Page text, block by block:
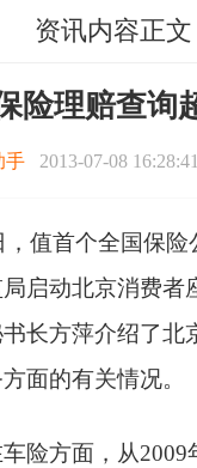
资讯内容正文
险理赔查询
手 2013-07-08 16:28:41
，值首个全国保险
启动北京消费者
长方萍介绍了北
面的有关情况。
险方面，从2009